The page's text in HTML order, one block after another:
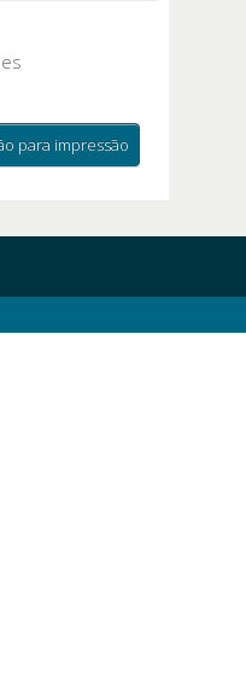
para impressão